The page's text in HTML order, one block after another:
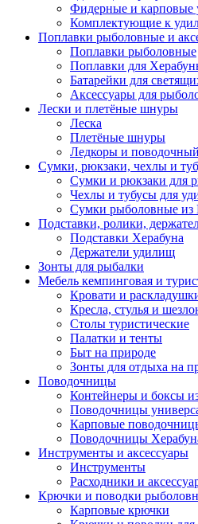
Фидерные и карповые
Комплектующие к
Поплавки рыболовные и
Поплавки рыболовные
Поплавки для
Батарейки для
Аксессуары для
Лески и плетёные шнуры
Леска
Плетёные шнуры
Ледкоры и
Сумки, рюкзаки, чехлы и
Сумки и рюкзаки для
Чехлы и тубусы для
Сумки рыболовные из
Подставки, ролики,
Подставки Херабуна
Держатели удилищ
Зонты для рыбалки
Мебель кемпинговая и
Кровати и
Кресла, стулья и
Столы туристические
Палатки и тенты
Быт на природе
Зонты для отдыха на
Поводочницы
Контейнеры и боксы
Поводочницы
Карповые
Поводочницы
Инструменты и аксессуары
Инструменты
Расходники и
Крючки и поводки
Карповые крючки